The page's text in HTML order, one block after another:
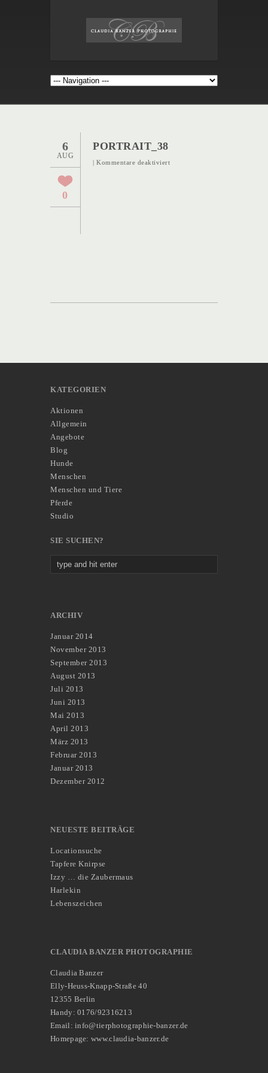
6
AUG
0
PORTRAIT_38
| Kommentare deaktiviertfür
KATEGORIEN
Aktionen
Allgemein
Angebote
Blog
Hunde
Menschen
Menschen und Tiere
Pferde
Studio
SIE SUCHEN?
ARCHIV
Januar 2014
November 2013
September 2013
August 2013
Juli 2013
Juni 2013
Mai 2013
April 2013
März 2013
Februar 2013
Januar 2013
Dezember 2012
NEUESTE BEITRÄGE
Locationsuche
Tapfere Knirpse
Izzy … die Zaubermaus
Harlekin
Lebenszeichen
CLAUDIA BANZER PHOTOGRAPHIE
Claudia Banzer
Elly-Heuss-Knapp-Straße 40
12355 Berlin
Handy: 0176/92316213
Email: info@tierphotographie-banzer.de
Homepage: www.claudia-banzer.de